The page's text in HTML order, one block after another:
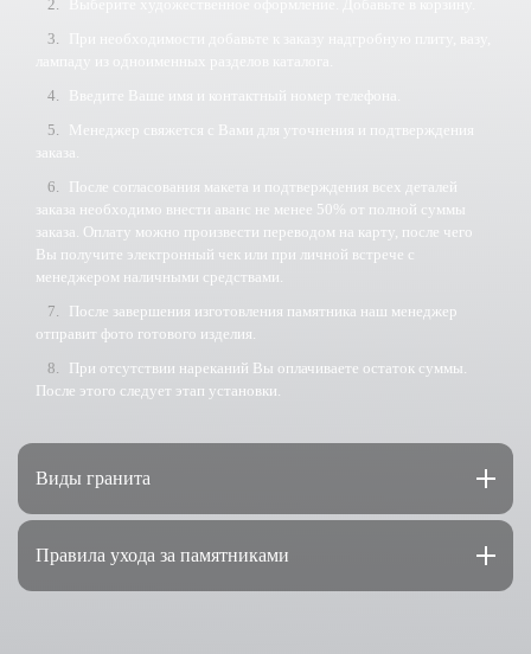
Введите Ваше имя и контактный номер телефона.
Менеджер свяжется с Вами для уточнения и подтверждения
заказа.
После согласования макета и подтверждения всех деталей
заказа необходимо внести аванс не менее 50% от полной суммы
заказа. Оплату можно произвести переводом на карту, после чего
Вы получите электронный чек или при личной встрече с
менеджером наличными средствами.
После завершения изготовления памятника наш менеджер
отправит фото готового изделия.
При отсутствии нареканий Вы оплачиваете остаток суммы.
После этого следует этап установки.
Виды гранита
Правила ухода за памятниками